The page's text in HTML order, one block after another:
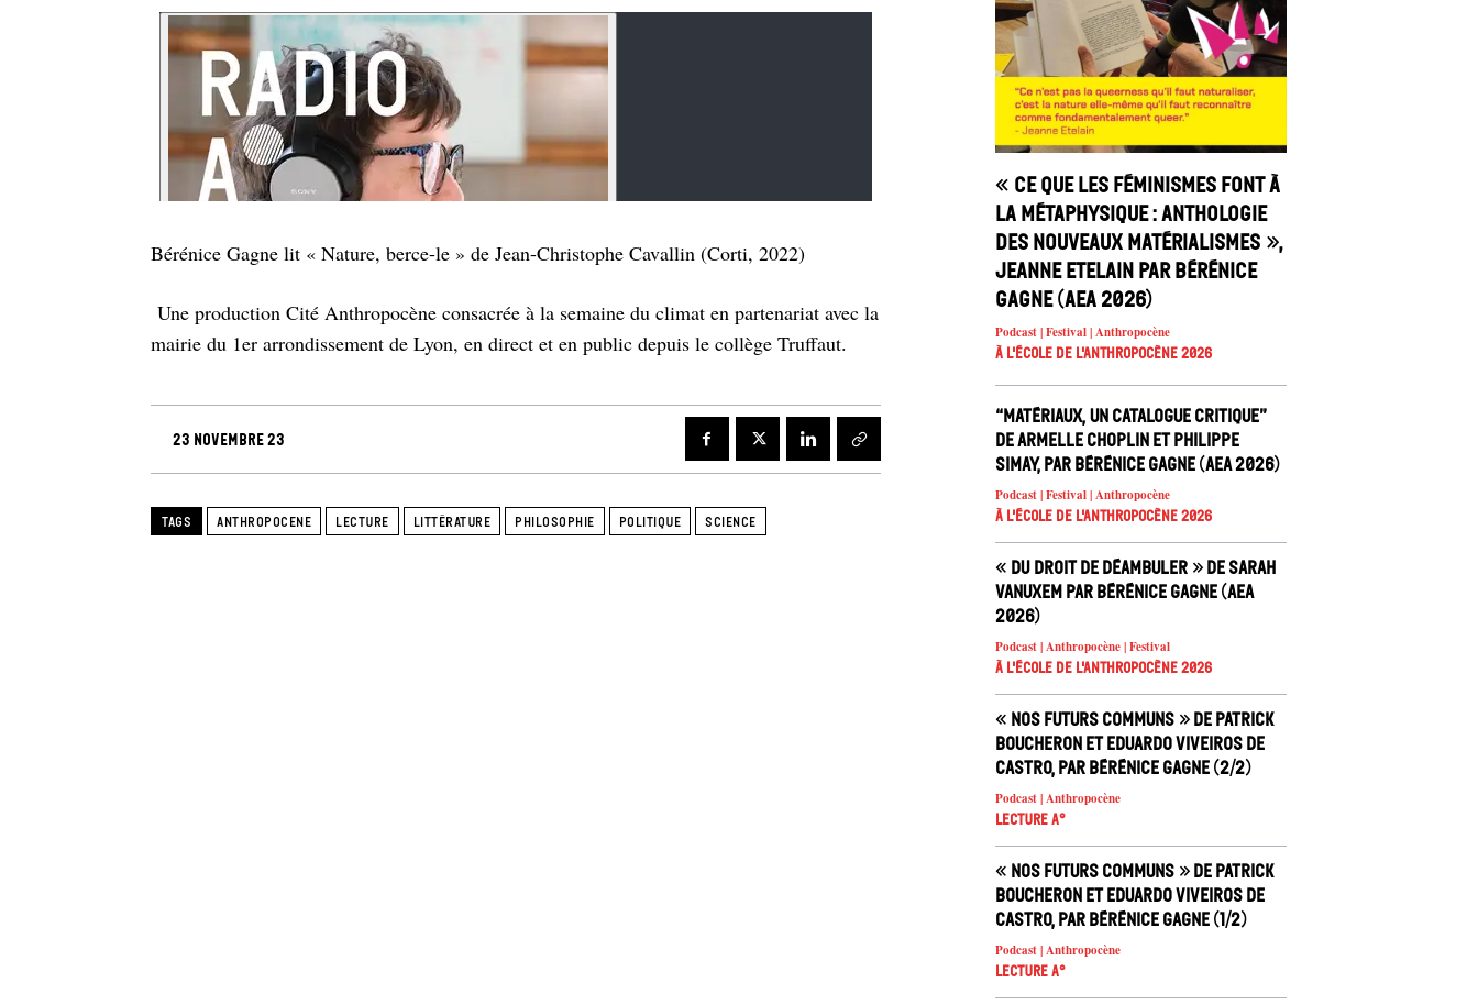
Bérénice Gagne lit « Nature, berce-le » de Jean-Christophe Cavallin (Corti, 2022)
Une production Cité Anthropocène consacrée à la semaine du climat en partenariat avec la
mairie du 1er arrondissement de Lyon, en direct et en public depuis le collège Truffaut.
23 novembre 23
TAGS ANTHROPOCENE LECTURE LITTÉRATURE PHILOSOPHIE POLITIQUE SCIENCE
« Ce que les féminismes font à
la métaphysique : anthologie
des nouveaux matérialismes »,
Jeanne Etelain par Bérénice
Gagne (AEA 2026)
Podcast | Festival | Anthropocène
À l'école de l'Anthropocène 2026
“Matériaux, un catalogue critique”
de Armelle Choplin et Philippe
Simay, par Bérénice Gagne (AEA 2026)
Podcast | Festival | Anthropocène
À l'école de l'Anthropocène 2026
« Du droit de déambuler » de Sarah
Vanuxem par Bérénice Gagne (AEA
2026)
Podcast | Anthropocène | Festival
À l'école de l'Anthropocène 2026
« Nos futurs communs » de Patrick
Boucheron et Eduardo Viveiros de
Castro, par Bérénice Gagne (2/2)
Podcast | Anthropocène
Lecture A°
« Nos futurs communs » de Patrick
Boucheron et Eduardo Viveiros de
Castro, par Bérénice Gagne (1/2)
Podcast | Anthropocène
Lecture A°